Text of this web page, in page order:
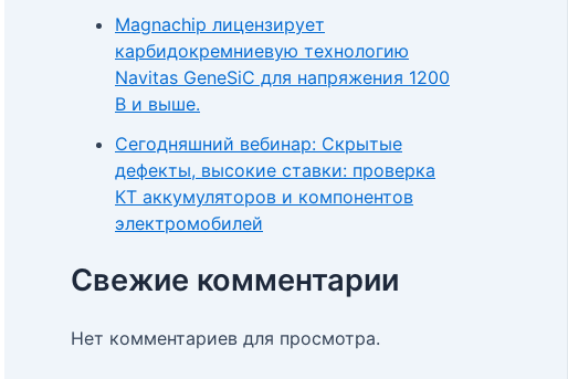
Magnachip лицензирует
карбидокремниевую технологию
Navitas GeneSiC для напряжения 1200
В и выше.
Сегодняшний вебинар: Скрытые
дефекты, высокие ставки: проверка
КТ аккумуляторов и компонентов
электромобилей
Свежие комментарии
Нет комментариев для просмотра.